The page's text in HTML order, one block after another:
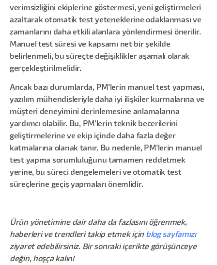
verimsizliğini ekiplerine göstermesi, yeni geliştirmeleri
azaltarak otomatik test yeteneklerine odaklanması ve
zamanlarını daha etkili alanlara yönlendirmesi önerilir.
Manuel test süresi ve kapsamı net bir şekilde
belirlenmeli, bu süreçte değişiklikler aşamalı olarak
gerçekleştirilmelidir.
Ancak bazı durumlarda, PM'lerin manuel test yapması,
yazılım mühendisleriyle daha iyi ilişkiler kurmalarına ve
müşteri deneyimini derinlemesine anlamalarına
yardımcı olabilir. Bu, PM'lerin teknik becerilerini
geliştirmelerine ve ekip içinde daha fazla değer
katmalarına olanak tanır. Bu nedenle, PM'lerin manuel
test yapma sorumluluğunu tamamen reddetmek
yerine, bu süreci dengelemeleri ve otomatik test
süreçlerine geçiş yapmaları önemlidir.
Ürün yönetimine dair daha da fazlasını öğrenmek,
haberleri ve trendleri takip etmek için blog sayfamızı
ziyaret edebilirsiniz. Bir sonraki içerikte görüşünceye
değin, hoşça kalın!